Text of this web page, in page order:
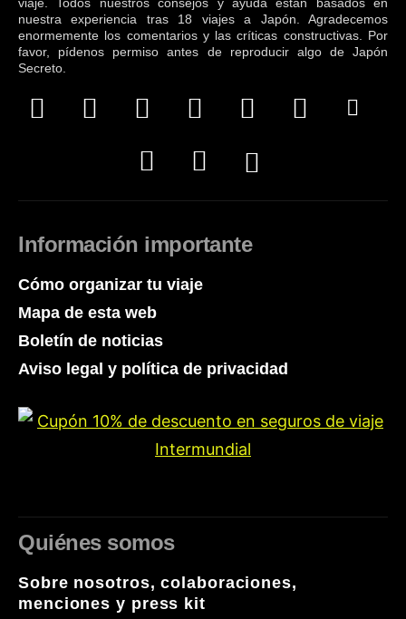
viaje. Todos nuestros consejos y ayuda están basados en
nuestra experiencia tras 18 viajes a Japón. Agradecemos
enormemente los comentarios y las críticas constructivas. Por
favor, pídenos permiso antes de reproducir algo de Japón
Secreto.
Información importante
Cómo organizar tu viaje
Mapa de esta web
Boletín de noticias
Aviso legal y política de privacidad
Quiénes somos
Sobre nosotros, colaboraciones,
menciones y press kit